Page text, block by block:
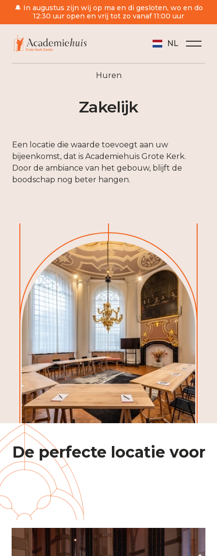
🔔 In augustus zijn wij op ma en di gesloten, wo en do
12:30 uur open en vrij tot zo vanaf 11:00 uur
NL
/ Huren
Huren
Zakelijk
Een locatie die waarde toevoegt aan uw
bijeenkomst, dat is Academiehuis Grote Kerk.
Door de ambiance van het gebouw, blijft de
boodschap nog beter hangen.
De perfecte locatie voor